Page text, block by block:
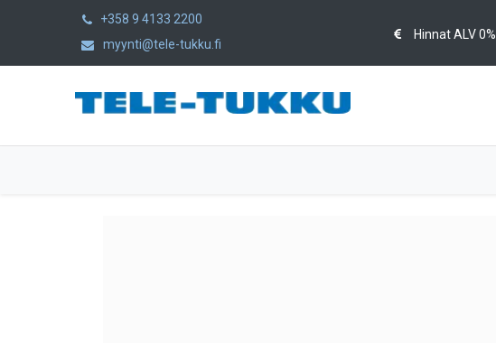
+358 9 4133 2200
myynti@tele-tukku.fi
Hinnat ALV 0%